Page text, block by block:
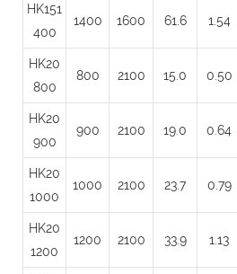
HK151
400
1400 1600 61.6 1.54
HK20
800
800 2100 15.0 0.50
HK20
900
900 2100 19.0 0.64
HK20
1000
1000 2100 23.7 0.79
HK20
1200
1200 2100 33.9 1.13